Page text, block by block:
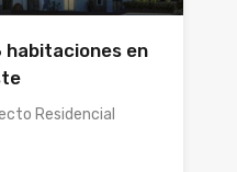
en
Residencial